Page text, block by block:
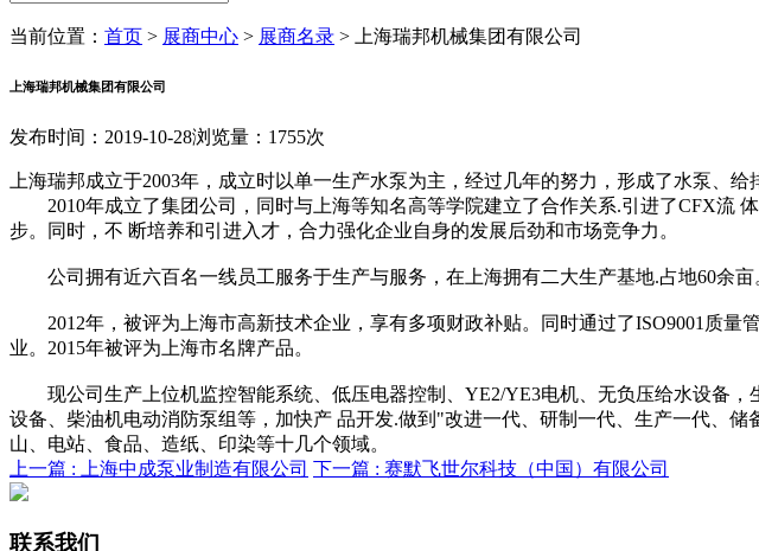
当前位置： 首页 > 展商中心 > 展商名录 > 上海瑞邦机械集团有限公司
上海瑞邦机械集团有限公司
发布时间：2019-10-28浏览量：1755次
上海瑞邦成立于2003年，成立时以单一生产水泵为主，经过几年的努力，形成了水泵、
2010年成立了集团公司，同时与上海等知名高等学院建立了合作关系.引进了CFX流
步。同时，不 断培养和引进入才，合力强化企业自身的发展后劲和市场竞争力。
公司拥有近六百名一线员工服务于生产与服务，在上海拥有二大生产基地.占地60余亩
2012年，被评为上海市高新技术企业，享有多项财政补贴。同时通过了ISO9001质量
业。2015年被评为上海市名牌产品。
现公司生产上位机监控智能系统、低压电器控制、YE2/YE3电机、无负压给水设备，
设备、柴油机电动消防泵组等，加快产 品开发.做到"改进一代、研制一代、生产一代、
山、电站、食品、造纸、印染等十几个领域。
上一篇 :
上海中成泵业制造有限公司 下一篇 : 赛默飞世尔科技（中国）有限公司
联系我们